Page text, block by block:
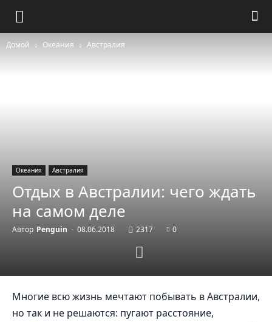
Домой Океания Австралия
Океания Австралия
Отдых в Австралии: чего ждать
на самом деле
Автор Penguin - 08.06.2018 2317 0
Многие всю жизнь мечтают побывать в Австралии,
но так и не решаются: пугают расстояние,